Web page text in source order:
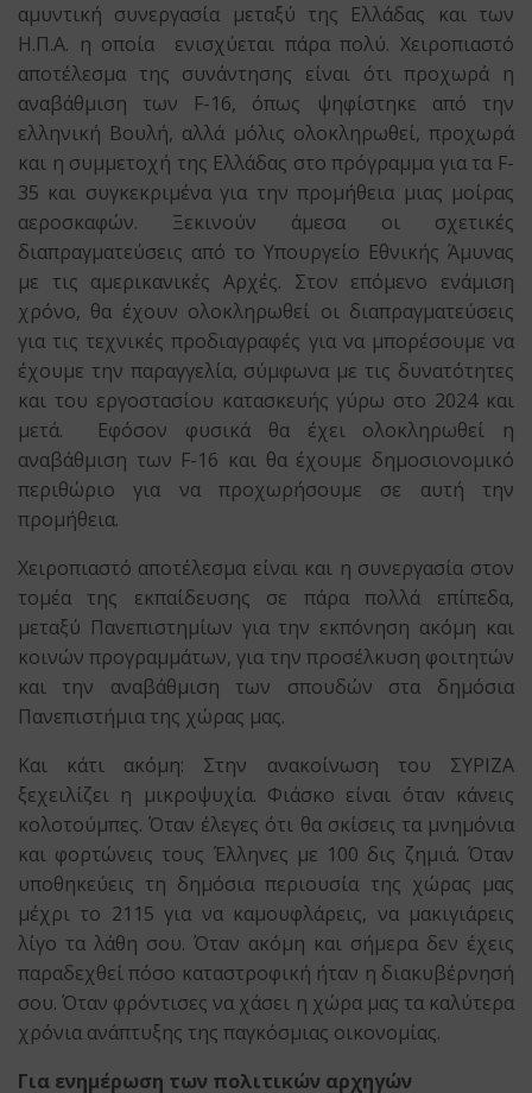
αμυντική συνεργασία μεταξύ της Ελλάδας και των
Η.Π.Α. η οποία ενισχύεται πάρα πολύ. Χειροπιαστό
αποτέλεσμα της συνάντησης είναι ότι προχωρά η
αναβάθμιση των F-16, όπως ψηφίστηκε από την
ελληνική Βουλή, αλλά μόλις ολοκληρωθεί, προχωρά
και η συμμετοχή της Ελλάδας στο πρόγραμμα για τα F-
35 και συγκεκριμένα για την προμήθεια μιας μοίρας
αεροσκαφών. Ξεκινούν άμεσα οι σχετικές
διαπραγματεύσεις από το Υπουργείο Εθνικής Άμυνας
με τις αμερικανικές Αρχές. Στον επόμενο ενάμιση
χρόνο, θα έχουν ολοκληρωθεί οι διαπραγματεύσεις
για τις τεχνικές προδιαγραφές για να μπορέσουμε να
έχουμε την παραγγελία, σύμφωνα με τις δυνατότητες
και του εργοστασίου κατασκευής γύρω στο 2024 και
μετά. Εφόσον φυσικά θα έχει ολοκληρωθεί η
αναβάθμιση των F-16 και θα έχουμε δημοσιονομικό
περιθώριο για να προχωρήσουμε σε αυτή την
προμήθεια.
Χειροπιαστό αποτέλεσμα είναι και η συνεργασία στον
τομέα της εκπαίδευσης σε πάρα πολλά επίπεδα,
μεταξύ Πανεπιστημίων για την εκπόνηση ακόμη και
κοινών προγραμμάτων, για την προσέλκυση φοιτητών
και την αναβάθμιση των σπουδών στα δημόσια
Πανεπιστήμια της χώρας μας.
Και κάτι ακόμη: Στην ανακοίνωση του ΣΥΡΙΖΑ
ξεχειλίζει η μικροψυχία. Φιάσκο είναι όταν κάνεις
κολοτούμπες. Όταν έλεγες ότι θα σκίσεις τα μνημόνια
και φορτώνεις τους Έλληνες με 100 δις ζημιά. Όταν
υποθηκεύεις τη δημόσια περιουσία της χώρας μας
μέχρι το 2115 για να καμουφλάρεις, να μακιγιάρεις
λίγο τα λάθη σου. Όταν ακόμη και σήμερα δεν έχεις
παραδεχθεί πόσο καταστροφική ήταν η διακυβέρνησή
σου. Όταν φρόντισες να χάσει η χώρα μας τα καλύτερα
χρόνια ανάπτυξης της παγκόσμιας οικονομίας.
Για ενημέρωση των πολιτικών αρχηγών